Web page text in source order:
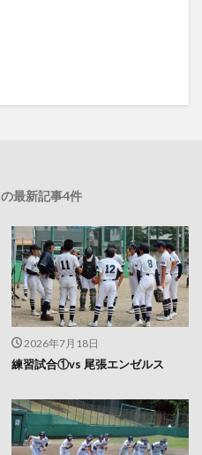
の最新記事4件
2026年7月18日
練習試合①vs 尾張エンゼルス